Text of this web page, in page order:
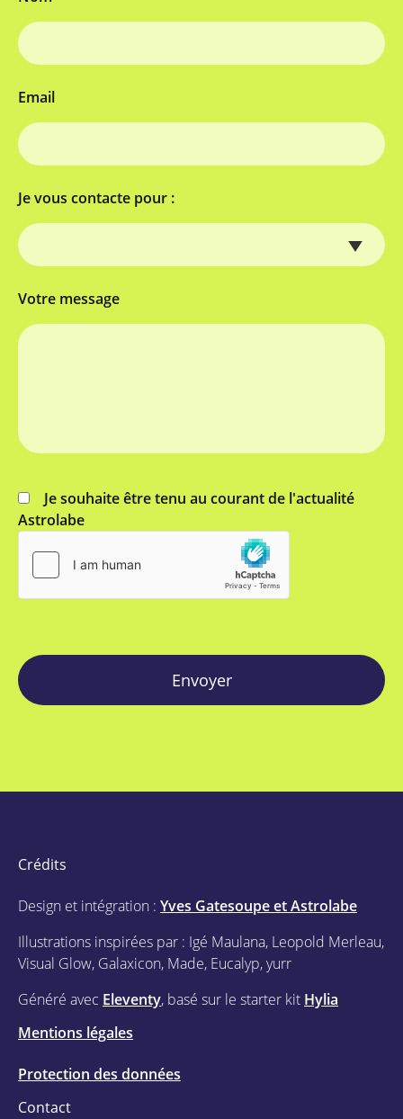
Email
Je vous contacte pour :
Votre message
Je souhaite être tenu au courant de l'actualité
Astrolabe
Envoyer
Crédits
Design et intégration : Yves Gatesoupe et Astrolabe
Illustrations inspirées par : Igé Maulana, Leopold Merleau,
Visual Glow, Galaxicon, Made, Eucalyp, yurr
Généré avec Eleventy, basé sur le starter kit Hylia
Mentions légales
Protection des données
Contact